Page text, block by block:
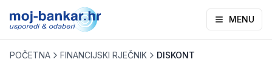
MENU
POČETNA FINANCIJSKI RJEČNIK DISKONT